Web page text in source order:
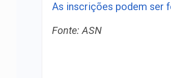
As inscrições podem ser
Fonte: ASN